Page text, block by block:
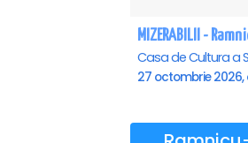
ZONA 2 – Acces
2 cu acces gratuit,
MIZERABILII -
27 octombrie 2026,